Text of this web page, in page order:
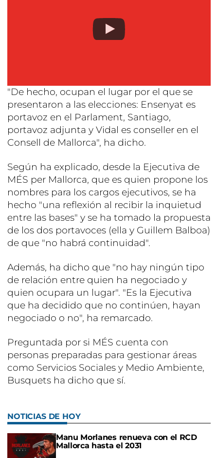
"De hecho, ocupan el lugar por el que se
presentaron a las elecciones: Ensenyat es
portavoz en el Parlament, Santiago,
portavoz adjunta y Vidal es conseller en el
Consell de Mallorca", ha dicho.
Según ha explicado, desde la Ejecutiva de
MÉS per Mallorca, que es quien propone los
nombres para los cargos ejecutivos, se ha
hecho "una reflexión al recibir la inquietud
entre las bases" y se ha tomado la propuesta
de los dos portavoces (ella y Guillem Balboa)
de que "no habrá continuidad".
Además, ha dicho que "no hay ningún tipo
de relación entre quien ha negociado y
quien ocupara un lugar". "Es la Ejecutiva
que ha decidido que no continúen, hayan
negociado o no", ha remarcado.
Preguntada por si MÉS cuenta con
personas preparadas para gestionar áreas
como Servicios Sociales y Medio Ambiente,
Busquets ha dicho que sí.
NOTICIAS DE HOY
Manu Morlanes renueva con el RCD
Mallorca hasta el 2031